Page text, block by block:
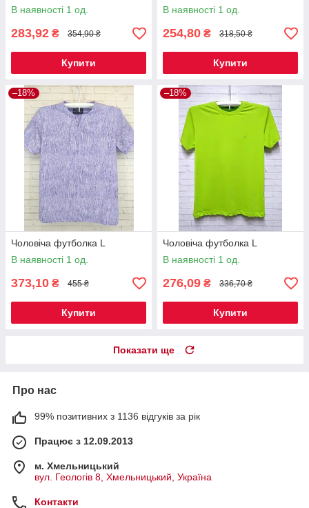
В наявності 1 од.
283,92 ₴ 354,90 ₴
Купити
В наявності 1 од.
254,80 ₴ 318,50 ₴
Купити
–18%
Чоловіча футболка L
В наявності 1 од.
373,10 ₴ 455 ₴
Купити
–18%
Чоловіча футболка L
В наявності 1 од.
276,09 ₴ 336,70 ₴
Купити
Показати ще
Про нас
99% позитивних з 1136 відгуків за рік
Працює з 12.09.2013
м. Хмельницький
вул. Геологів 8, Хмельницький, Україна
Контакти